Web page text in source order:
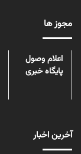
مجوز ها
اعلام وصول
پایگاه خبری
آخرین اخبار